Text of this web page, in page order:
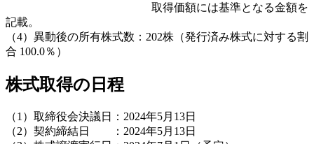
取得価額には基準となる金額を
記載。
（4）異動後の所有株式数：202株（発行済み株式に対する割
合 100.0％）
株式取得の日程
（1）取締役会決議日：2024年5月13日
（2）契約締結日 ：2024年5月13日